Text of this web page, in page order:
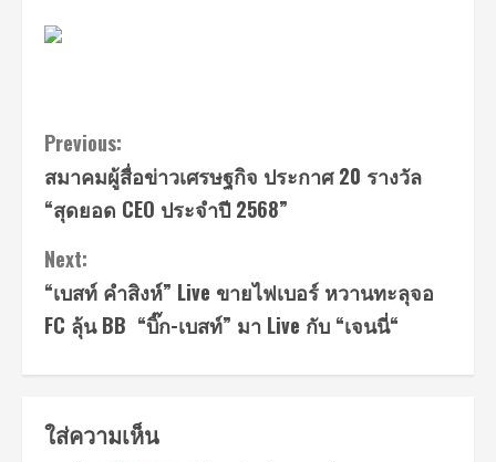
Continue
Reading
Previous:
สมาคมผู้สื่อข่าวเศรษฐกิจ ประกาศ 20 รางวัล
“สุดยอด CEO ประจำปี 2568”
Next:
“เบสท์ คำสิงห์” Live ขายไฟเบอร์ หวานทะลุจอ
FC ลุ้น BB “บิ๊ก-เบสท์” มา Live กับ “เจนนี่“
ใส่ความเห็น